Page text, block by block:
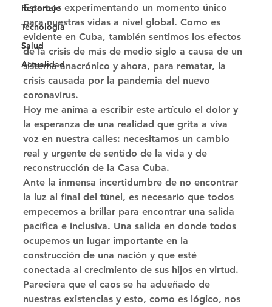
Reportaje
Tecnología
Salud
Actualidad
Estamos experimentando un momento único
para nuestras vidas a nivel global. Como es
evidente en Cuba, también sentimos los efectos
de la crisis de más de medio siglo a causa de un
sistema anacrónico y ahora, para rematar, la
crisis causada por la pandemia del nuevo
coronavirus.
Hoy me anima a escribir este artículo el dolor y
la esperanza de una realidad que grita a viva
voz en nuestra calles: necesitamos un cambio
real y urgente de sentido de la vida y de
reconstrucción de la Casa Cuba.
Ante la inmensa incertidumbre de no encontrar
la luz al final del túnel, es necesario que todos
empecemos a brillar para encontrar una salida
pacífica e inclusiva. Una salida en donde todos
ocupemos un lugar importante en la
construcción de una nación y que esté
conectada al crecimiento de sus hijos en virtud.
Pareciera que el caos se ha adueñado de
nuestras existencias y esto, como es lógico, nos